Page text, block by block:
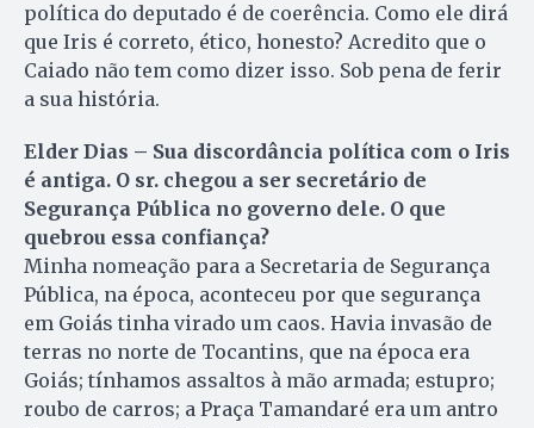
política do deputado é de coerência. Como ele dirá
que Iris é correto, ético, honesto? Acredito que o
Caiado não tem como dizer isso. Sob pena de ferir
a sua história.
Elder Dias – Sua discordância política com o Iris
é antiga. O sr. chegou a ser secretário de
Segurança Pública no governo dele. O que
quebrou essa confiança?
Minha nomeação para a Secretaria de Segurança
Pública, na época, aconteceu por que segurança
em Goiás tinha virado um caos. Havia invasão de
terras no norte de Tocantins, que na época era
Goiás; tínhamos assaltos à mão armada; estupro;
roubo de carros; a Praça Tamandaré era um antro